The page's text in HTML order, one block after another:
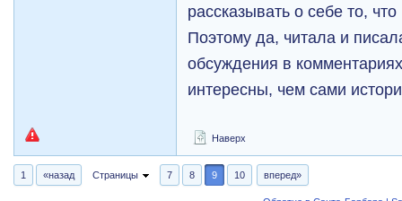
рассказывать о себе то,
Поэтому да, читала и
обсуждения в
интересны, чем сами
Наверх
1 «назад Страницы 7 8 9 10 вперед»